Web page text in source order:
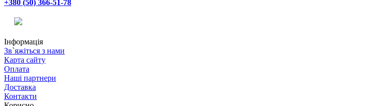
+380 (50) 366-51-78
Інформація
Зв`яжіться з нами
Карта сайту
Оплата
Наші партнери
Доставка
Контакти